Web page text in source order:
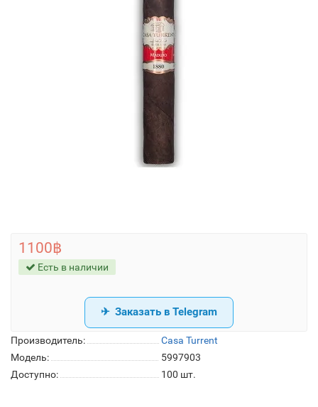
Производитель:
Casa Turrent
Модель:
5997903
Доступно:
100 шт.
1100฿
Есть в наличии
Заказать в Telegram